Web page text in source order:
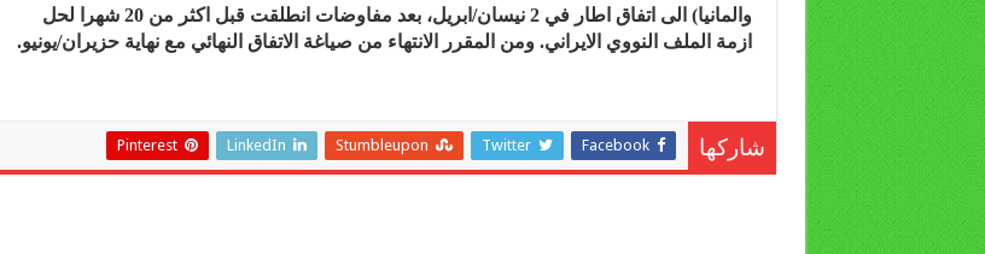
والمانيا) الى اتفاق اطار في 2 نيسان/ابريل، بعد مفاوضات انطلقت قبل اكثر من 20 شهرا لحل
ازمة الملف النووي الايراني. ومن المقرر الانتهاء من صياغة الاتفاق النهائي مع نهاية حزيران/يونيو.
شاركها Facebook
Twitter
Stumbleupon
LinkedIn
Pinterest